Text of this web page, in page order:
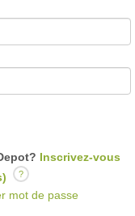
Inscrivez-vous
?
mot de passe